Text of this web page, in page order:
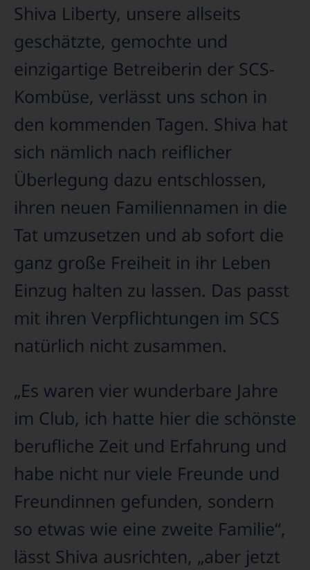
Shiva Liberty, unsere allseits
geschätzte, gemochte und
einzigartige Betreiberin der SCS-
Kombüse, verlässt uns schon in
den kommenden Tagen. Shiva hat
sich nämlich nach reiflicher
Überlegung dazu entschlossen,
ihren neuen Familiennamen in die
Tat umzusetzen und ab sofort die
ganz große Freiheit in ihr Leben
Einzug halten zu lassen. Das passt
mit ihren Verpflichtungen im SCS
natürlich nicht zusammen.
„Es waren vier wunderbare Jahre
im Club, ich hatte hier die schönste
berufliche Zeit und Erfahrung und
habe nicht nur viele Freunde und
Freundinnen gefunden, sondern
so etwas wie eine zweite Familie“,
lässt Shiva ausrichten, „aber jetzt